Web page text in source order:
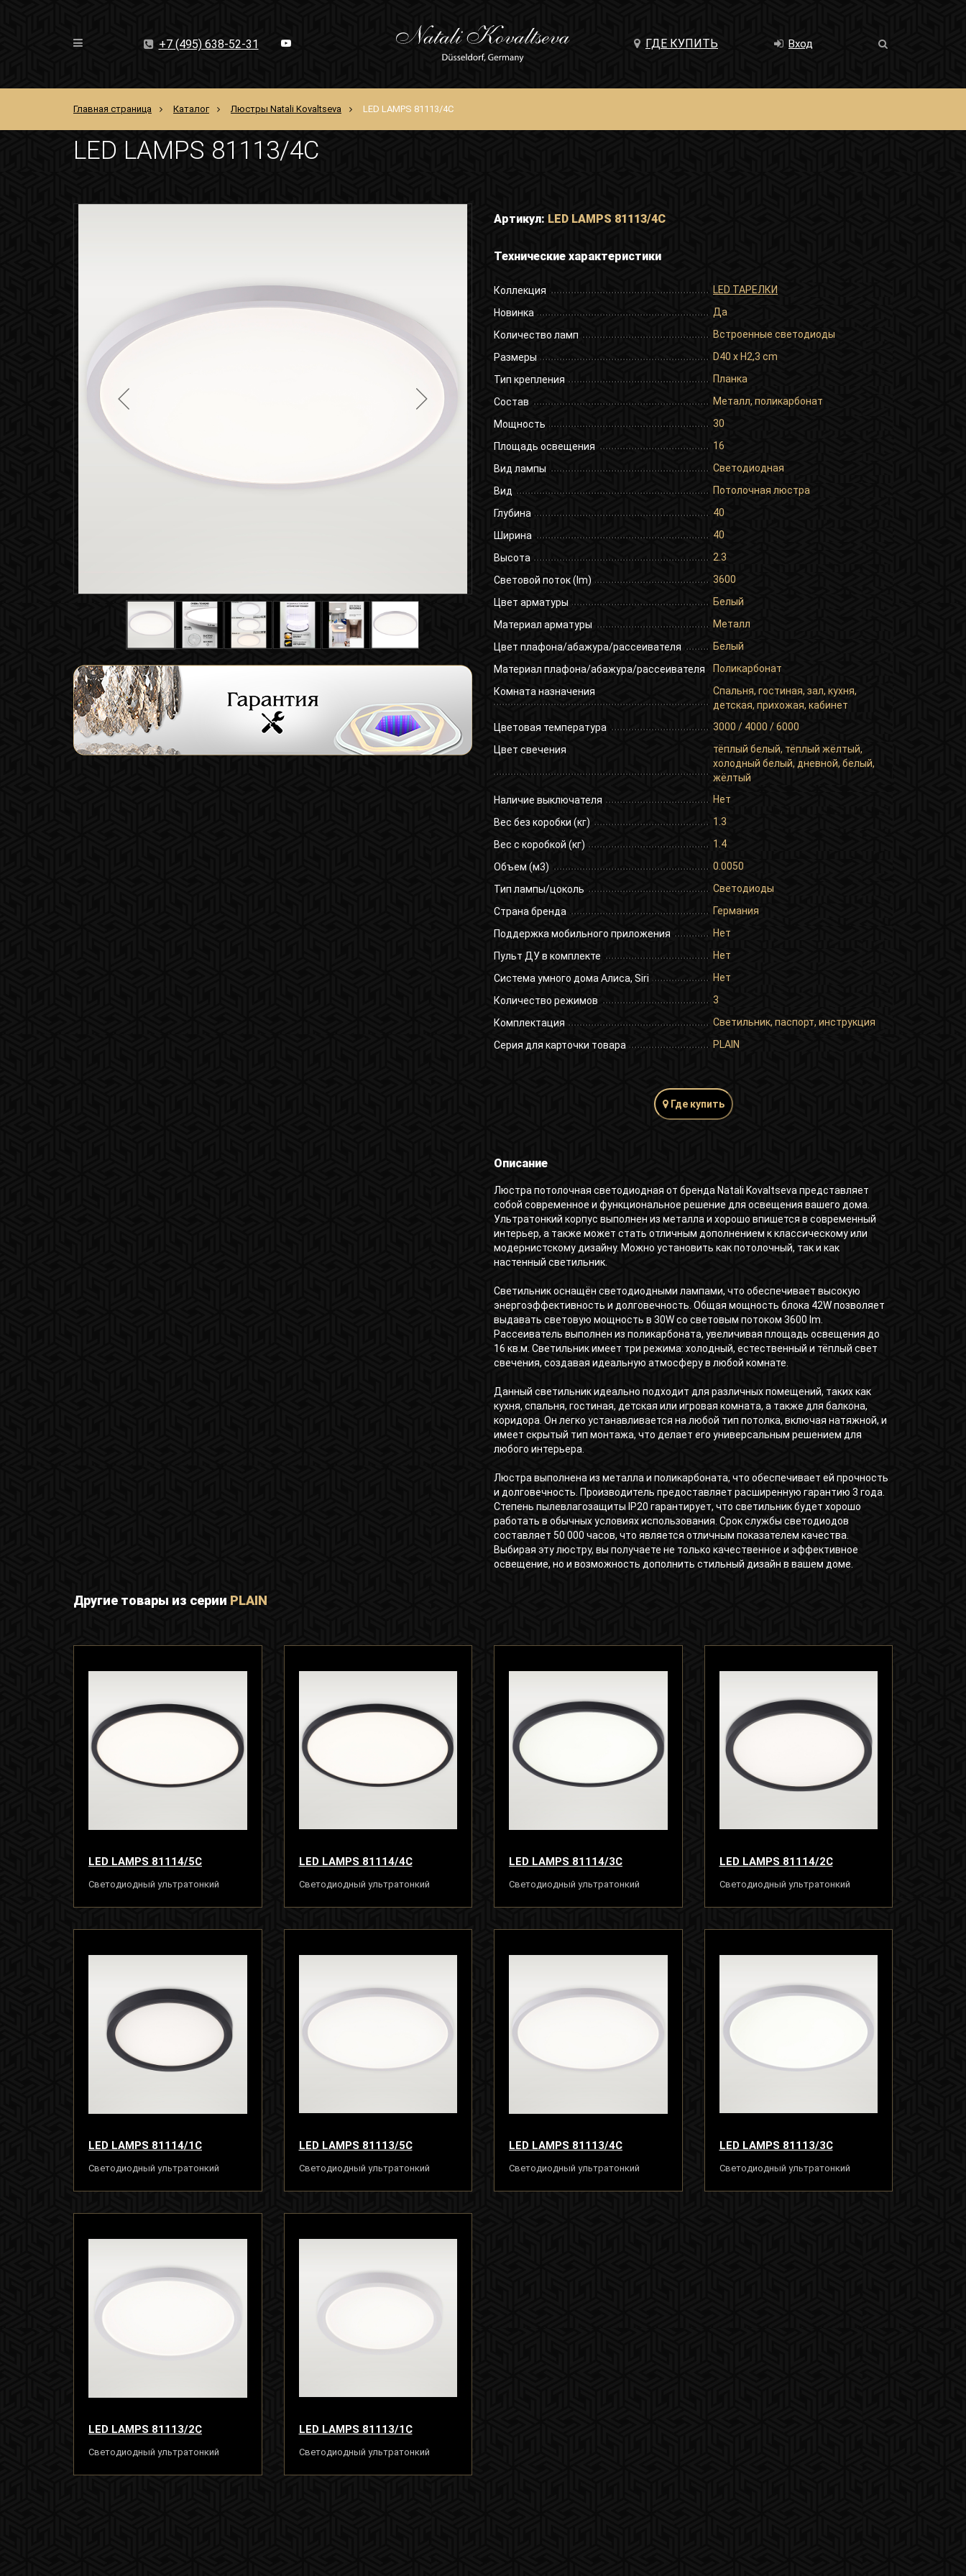
+7 (495) 638-52-31 ГДЕ КУПИТЬ Вход
Главная страница Каталог Люстры Natali Kovaltseva LED LAMPS 81113/4C
LED LAMPS 81113/4C
Артикул: LED LAMPS 81113/4C
Технические характеристики
Коллекция LED ТАРЕЛКИ
Новинка Да
Количество ламп Встроенные светодиоды
Размеры D40 x H2,3 cm
Тип крепления Планка
Состав Металл, поликарбонат
Мощность 30
Площадь освещения 16
Вид лампы Светодиодная
Вид Потолочная люстра
Глубина 40
Ширина 40
Высота 2.3
Световой поток (lm) 3600
Цвет арматуры Белый
Материал арматуры Металл
Цвет плафона/абажура/рассеивателя Белый
Материал плафона/абажура/рассеивателя Поликарбонат
Комната назначения
Спальня, гостиная, зал, кухня,
детская, прихожая, кабинет
Цветовая температура
3000 / 4000 / 6000
Цвет свечения
тёплый белый, тёплый жёлтый,
холодный белый, дневной, белый,
жёлтый
Наличие выключателя
Нет
Вес без коробки (кг) 1.3
Вес с коробкой (кг) 1.4
Объем (м3) 0.0050
Тип лампы/цоколь Светодиоды
Страна бренда Германия
Поддержка мобильного приложения Нет
Пульт ДУ в комплекте Нет
Система умного дома Алиса, Siri Нет
Количество режимов 3
Комплектация Светильник, паспорт, инструкция
Серия для карточки товара PLAIN
Где купить
Описание
Люстра потолочная светодиодная от бренда Natali Kovaltseva представляет
собой современное и функциональное решение для освещения вашего дома.
Ультратонкий корпус выполнен из металла и хорошо впишется в современный
интерьер, а также может стать отличным дополнением к классическому или
модернистскому дизайну. Можно установить как потолочный, так и как
настенный светильник.
Светильник оснащён светодиодными лампами, что обеспечивает высокую
энергоэффективность и долговечность. Общая мощность блока 42W позволяет
выдавать световую мощность в 30W со световым потоком 3600 lm.
Рассеиватель выполнен из поликарбоната, увеличивая площадь освещения до
16 кв.м. Светильник имеет три режима: холодный, естественный и тёплый свет
свечения, создавая идеальную атмосферу в любой комнате.
Данный светильник идеально подходит для различных помещений, таких как
кухня, спальня, гостиная, детская или игровая комната, а также для балкона,
коридора. Он легко устанавливается на любой тип потолка, включая натяжной, и
имеет скрытый тип монтажа, что делает его универсальным решением для
любого интерьера.
Люстра выполнена из металла и поликарбоната, что обеспечивает ей прочность
и долговечность. Производитель предоставляет расширенную гарантию 3 года.
Степень пылевлагозащиты IP20 гарантирует, что светильник будет хорошо
работать в обычных условиях использования. Срок службы светодиодов
составляет 50 000 часов, что является отличным показателем качества.
Выбирая эту люстру, вы получаете не только качественное и эффективное
освещение, но и возможность дополнить стильный дизайн в вашем доме.
Другие товары из серии PLAIN
LED LAMPS 81114/5C
Светодиодный ультратонкий
LED LAMPS 81114/4C
Светодиодный ультратонкий
LED LAMPS 81114/3C
Светодиодный ультратонкий
LED LAMPS 81114/2C
Светодиодный ультратонкий
LED LAMPS 81114/1C
Светодиодный ультратонкий
LED LAMPS 81113/5C
Светодиодный ультратонкий
LED LAMPS 81113/4C
Светодиодный ультратонкий
LED LAMPS 81113/3C
Светодиодный ультратонкий
LED LAMPS 81113/2C
Светодиодный ультратонкий
LED LAMPS 81113/1C
Светодиодный ультратонкий